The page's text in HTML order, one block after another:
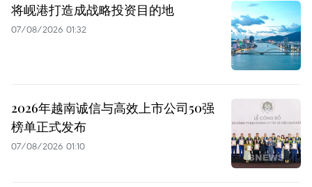
将岘港打造成战略投资目的地
07/08/2026 01:32
2026年越南诚信与高效上市公司50强
榜单正式发布
07/08/2026 01:10